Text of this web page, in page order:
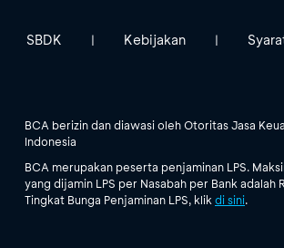
SBDK | Kebijakan |
BCA berizin dan diawasi oleh Otoritas Jasa
Indonesia
BCA merupakan peserta penjaminan LPS.
yang dijamin LPS per Nasabah per Bank adalah
Tingkat Bunga Penjaminan LPS, klik di sini.